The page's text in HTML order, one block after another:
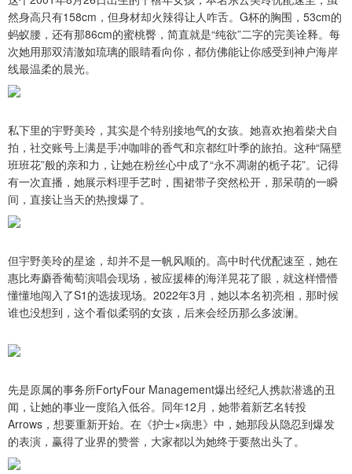
然身高只有158cm，但身材却火辣得让人咋舌。G杯的胸围，53cm的
蚂蚁腰，还有那86cm的蜜桃臀，简直就是“纯欲”二字的完美诠释。每
次她用那双清澈如琉璃的眼睛看向你，都仿佛能让你感受到神户海岸
线最温柔的晨光。
私下里的宇野美玲，其实是个特别接地气的女孩。她喜欢抱着柴犬自
拍，社交账号上满是手冲咖啡的香气和京都红叶季的旅拍。这种“隔壁
班班花”般的亲和力，让她在粉丝心中成了“永不凋谢的栀子花”。记得
有一次直播，她展示料理手艺时，围裙带子突然松开，那呆萌的一瞬
间，直接让当天的热搜爆了。
但宇野美玲的星途，却并不是一帆风顺的。高中时代优配速至，她在
惠比寿麝香葡萄演唱会现场，被应援棒的海洋晃花了眼，就这样懵懵
懂懂地闯入了S1的选拔现场。2022年3月，她以本名初亮相，那时候
谁也没想到，这个看似柔弱的女孩，后来会经历那么多波澜。
先是原属的事务所FortyFour Management爆出经纪人携款潜逃的丑
闻，让她的事业一度陷入低谷。同年12月，她带着新艺名转投
Arrows，想要重新开始。在《护士×病患》中，她那段从隐忍到爆发
的表演，赢得了业界的赞誉，大家都以为她终于要熬出头了。